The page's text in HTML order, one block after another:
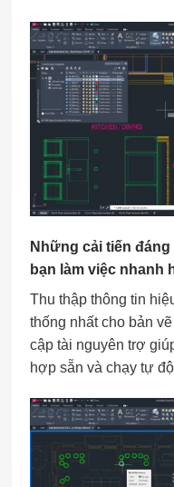
Những cải tiến
bạn làm việc nhanh
Thu thập thông tin
thống nhất cho bản
cập tài nguyên trợ
hợp sẵn và chạy tự